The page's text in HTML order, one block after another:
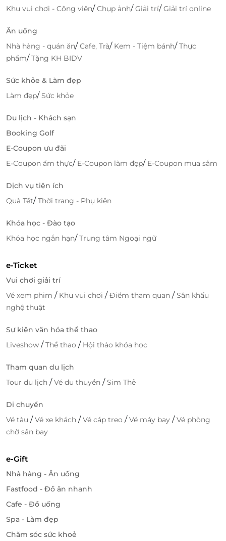
ấm cúng và gần gũi, mang đến cảm giác như đang ở
tình và chu đáo, sẵn sàng giới thiệu về thực đơn và
giúp khách lựa chọn món ăn phù hợp.
Ngoài ra, nhà hàng cũng có thể cung cấp các dịch vụ
đồ của ẩm thực Thái, Thai Market chắc chắn là một
điểm đến không thể bỏ qua!
Khu vui chơi - Công viên/Chụp ảnh/Giải trí/Giải trí online
Ăn uống
Nhà hàng - quán ăn/Cafe, Trà/ Kem - Tiệm bánh/Thực
phẩm/Tặng KH BIDV
Sức khỏe & Làm đẹp
Làm đẹp/Sức khỏe
Du lịch - Khách sạn
Booking Golf
E-Coupon ưu đãi
E-Coupon ẩm thực/ E-Coupon làm đẹp/ E-Coupon mua sắm
Dịch vụ tiện ích
Quà Tết/Thời trang - Phụ kiện
Khóa học - Đào tạo
Khóa học ngắn hạn/Trung tâm Ngoại ngữ
e-Ticket
Vui chơi giải trí
Vé xem phim / Khu vui chơi /Điểm tham quan /Sân khấu
nghệ thuật
Sự kiện văn hóa thể thao
Liveshow /Thể thao / Hội thảo khóa học
Tham quan du lịch
Tour du lịch /Vé du thuyền /Sim Thẻ
Di chuyển
Vé tàu /Vé xe khách /Vé cáp treo /Vé máy bay /Vé phòng
chờ sân bay
e-Gift
Nhà hàng - Ăn uống
Fastfood - Đồ ăn nhanh
Cafe - Đồ uống
Spa - Làm đẹp
Chăm sóc sức khoẻ